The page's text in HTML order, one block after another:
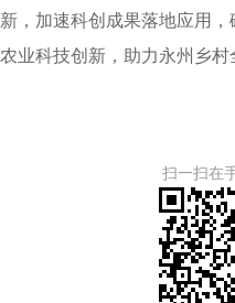
新，加速科创成果落地应用
农业科技创新，助力永州乡村
扫一扫在